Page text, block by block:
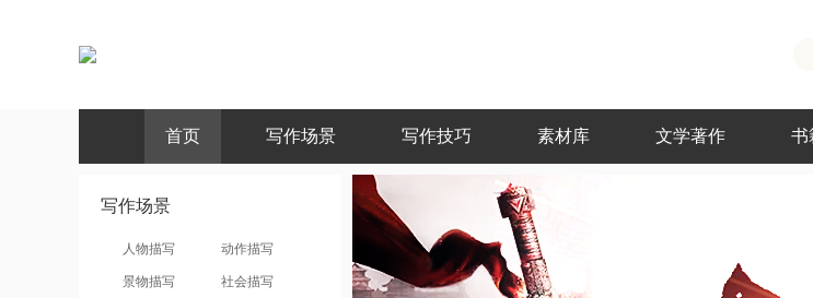
首页 写作场景 写作技巧 素材库 文学著作 书
写作场景
人物描写 动作描写
景物描写 社会描写